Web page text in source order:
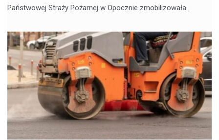
Państwowej Straży Pożarnej w Opocznie zmobilizowała…